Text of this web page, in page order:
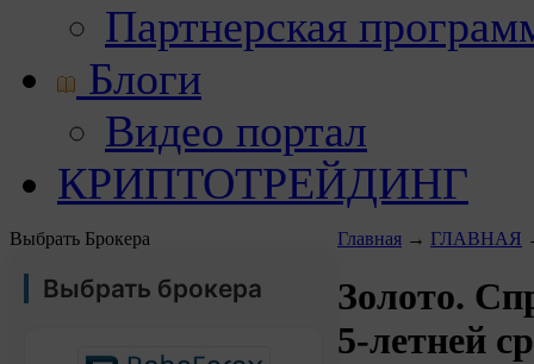
Партнерская
Блоги
Видео портал
КРИПТОТРЕЙДИНГ
Выбрать Брокера
Выбрать брокера
Главная → ГЛАВНАЯ
Золото.
5-летней